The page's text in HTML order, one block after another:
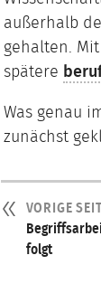
außerhalb
gehalten.
spätere
Was genau
zunächst
VORIGE
folgt